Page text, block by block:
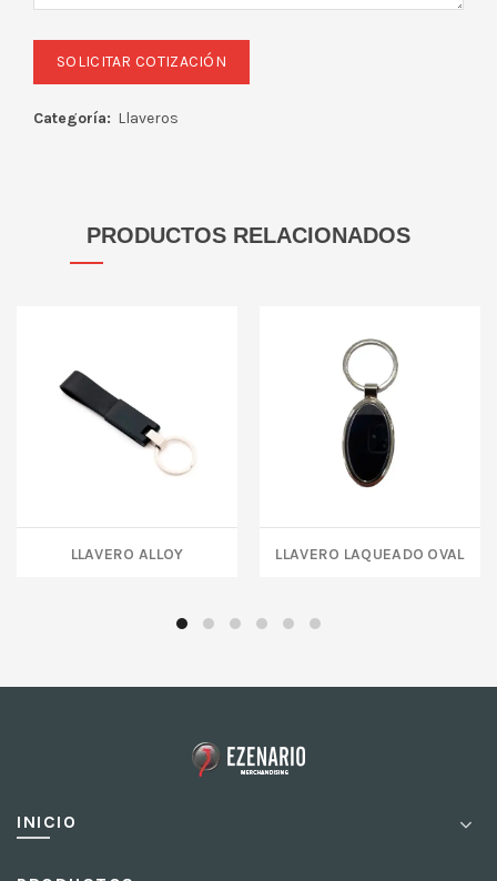
Categoría: Llaveros
PRODUCTOS RELACIONADOS
LLAVERO ALLOY LLAVERO LAQUEADO OVAL
INICIO